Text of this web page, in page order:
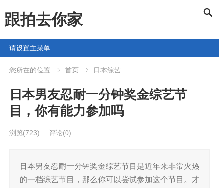
跟拍去你家
请设置主菜单
您所在的位置 首页 日本综艺
日本男友忍耐一分钟奖金综艺节
目，你有能力参加吗
浏览(723) 评论(0)
日本男友忍耐一分钟奖金综艺节目是近年来非常火热
的一档综艺节目，那么你可以尝试参加这个节目。才